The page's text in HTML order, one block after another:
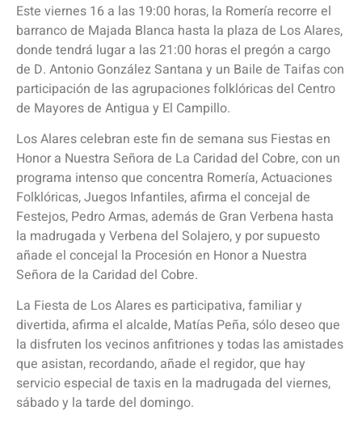
Este viernes 16 a las 19:00 horas, la Romería recorre el
barranco de Majada Blanca hasta la plaza de Los Alares,
donde tendrá lugar a las 21:00 horas el pregón a cargo
de D. Antonio González Santana y un Baile de Taifas con
participación de las agrupaciones folklóricas del Centro
de Mayores de Antigua y El Campillo.
Los Alares celebran este fin de semana sus Fiestas en
Honor a Nuestra Señora de La Caridad del Cobre, con un
programa intenso que concentra Romería, Actuaciones
Folklóricas, Juegos Infantiles, afirma el concejal de
Festejos, Pedro Armas, además de Gran Verbena hasta
la madrugada y Verbena del Solajero, y por supuesto
añade el concejal la Procesión en Honor a Nuestra
Señora de la Caridad del Cobre.
La Fiesta de Los Alares es participativa, familiar y
divertida, afirma el alcalde, Matías Peña, sólo deseo que
la disfruten los vecinos anfitriones y todas las amistades
que asistan, recordando, añade el regidor, que hay
servicio especial de taxis en la madrugada del viernes,
sábado y la tarde del domingo.